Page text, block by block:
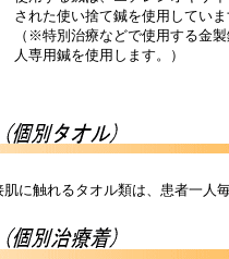
された使い捨て鍼を使用してい
（※特別治療などで使用する金
人専用鍼を使用します。）
肌に触れるタオル類は、患者一人